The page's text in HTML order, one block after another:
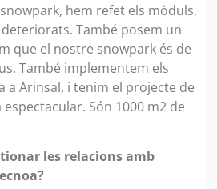
hem refet els mòduls,
També posem un
que el nostre snowpark és de
També implementem els
a Arinsal, i tenim el projecte de
Són 1000 m2 de
les relacions amb